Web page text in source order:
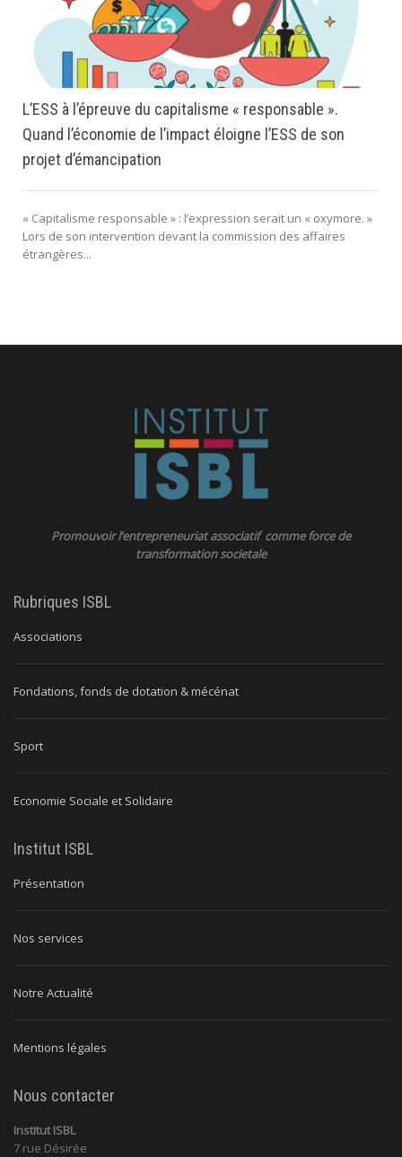
L’ESS à l’épreuve du capitalisme « responsable ».
Quand l’économie de l’impact éloigne l’ESS de son
projet d’émancipation
« Capitalisme responsable » : l’expression serait un « oxymore. »
Lors de son intervention devant la commission des affaires
étrangères...
Promouvoir l’entrepreneuriat associatif comme force de
transformation societale
Rubriques ISBL
Associations
Fondations, fonds de dotation & mécénat
Sport
Economie Sociale et Solidaire
Institut ISBL
Présentation
Nos services
Notre Actualité
Mentions légales
Nous contacter
Institut ISBL
7 rue Désirée